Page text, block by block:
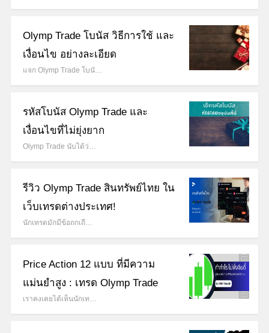
Olymp Trade โบนัส วิธีการใช้ และ
เงื่อนไข อย่างละเอียด
แจก Olymp Trade โบนั…
รหัสโบนัส Olymp Trade และ
เงื่อนไขที่ไม่ยุ่งยาก
Olymp Trade นับได้ว่…
รีวิว Olymp Trade สินทรัพย์ไทย ใน
เว็บเทรดต่างประเทศ!
นักเทรดมักมีข้อถกเถี…
Price Action 12 แบบ ที่มีความ
แม่นยำสูง : เทรด Olymp Trade
เราคงเคยได้เห็นนักเท…